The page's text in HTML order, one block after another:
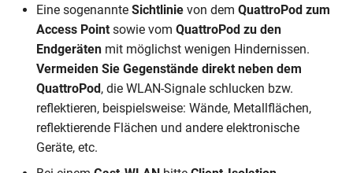
Eine sogenannte Sichtlinie von dem QuattroPod zum
Access Point sowie vom QuattroPod zu den
Endgeräten mit möglichst wenigen Hindernissen.
Vermeiden Sie Gegenstände direkt neben dem
QuattroPod, die WLAN-Signale schlucken bzw.
reflektieren, beispielsweise: Wände, Metallflächen,
reflektierende Flächen und andere elektronische
Geräte, etc.